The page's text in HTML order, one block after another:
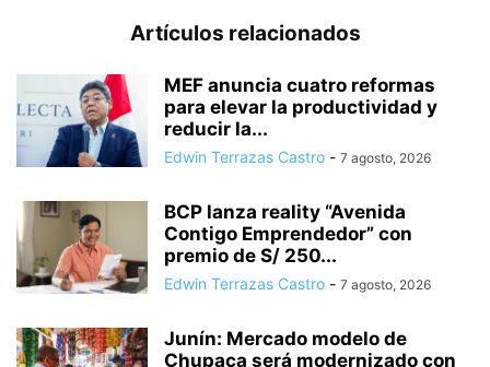
Artículos relacionados
MEF anuncia cuatro reformas
para elevar la productividad y
reducir la...
Edwin Terrazas Castro - 7 agosto, 2026
BCP lanza reality “Avenida
Contigo Emprendedor” con
premio de S/ 250...
Edwin Terrazas Castro - 7 agosto, 2026
Junín: Mercado modelo de
Chupaca será modernizado con